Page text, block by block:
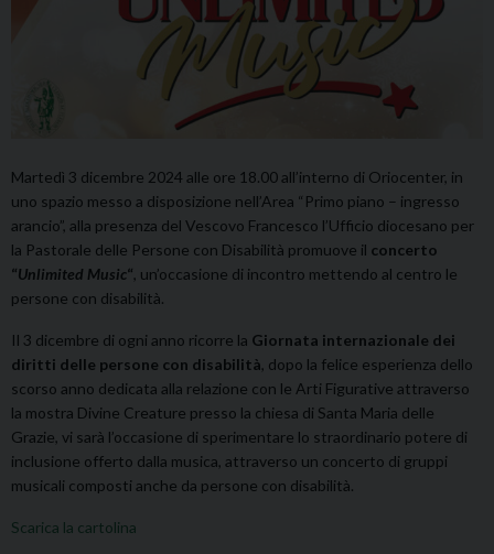
Martedì 3 dicembre 2024 alle ore 18.00 all’interno di Oriocenter, in
uno spazio messo a disposizione nell’Area “Primo piano – ingresso
arancio”, alla presenza del Vescovo Francesco l’Ufficio diocesano per
la Pastorale delle Persone con Disabilità promuove il concerto
“Unlimited Music“ , un’occasione di incontro mettendo al centro le
persone con disabilità.
Il 3 dicembre di ogni anno ricorre la Giornata internazionale dei
diritti delle persone con disabilità , dopo la felice esperienza dello
scorso anno dedicata alla relazione con le Arti Figurative attraverso
la mostra Divine Creature presso la chiesa di Santa Maria delle
Grazie, vi sarà l’occasione di sperimentare lo straordinario potere di
inclusione offerto dalla musica, attraverso un concerto di gruppi
musicali composti anche da persone con disabilità.
Scarica la cartolina